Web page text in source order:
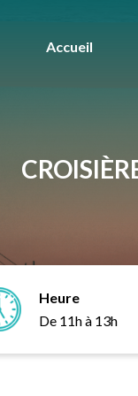
Accueil
Heure
De 11h à 13h